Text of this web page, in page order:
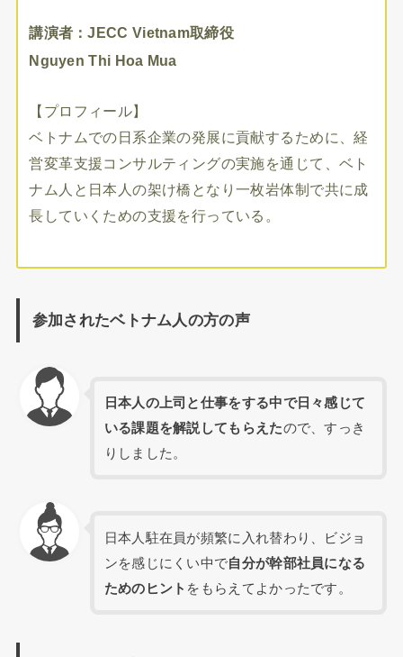
講演者：JECC Vietnam取締役
Nguyen Thi Hoa Mua
【プロフィール】
ベトナムでの日系企業の発展に貢献するために、経
営変革支援コンサルティングの実施を通じて、ベト
ナム人と日本人の架け橋となり一枚岩体制で共に成
長していくための支援を行っている。
参加されたベトナム人の方の声
日本人の上司と仕事をする中で日々感じて
いる課題を解説してもらえたので、すっき
りしました。
日本人駐在員が頻繁に入れ替わり、ビジョ
ンを感じにくい中で自分が幹部社員になる
ためのヒント をもらえてよかったです。